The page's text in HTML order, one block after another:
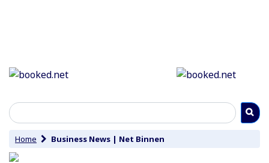
Home Business News | Net Binnen